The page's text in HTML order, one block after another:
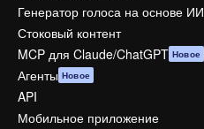
Генератор голоса на основе ИИ
Стоковый контент
MCP для Claude/ChatGPT Новое
Агенты Новое
API
Мобильное приложение